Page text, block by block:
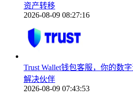
资产转移
2026-08-09 08:27:16
Trust Wallet钱包客服，你的数
解决伙伴
2026-08-09 07:43:53